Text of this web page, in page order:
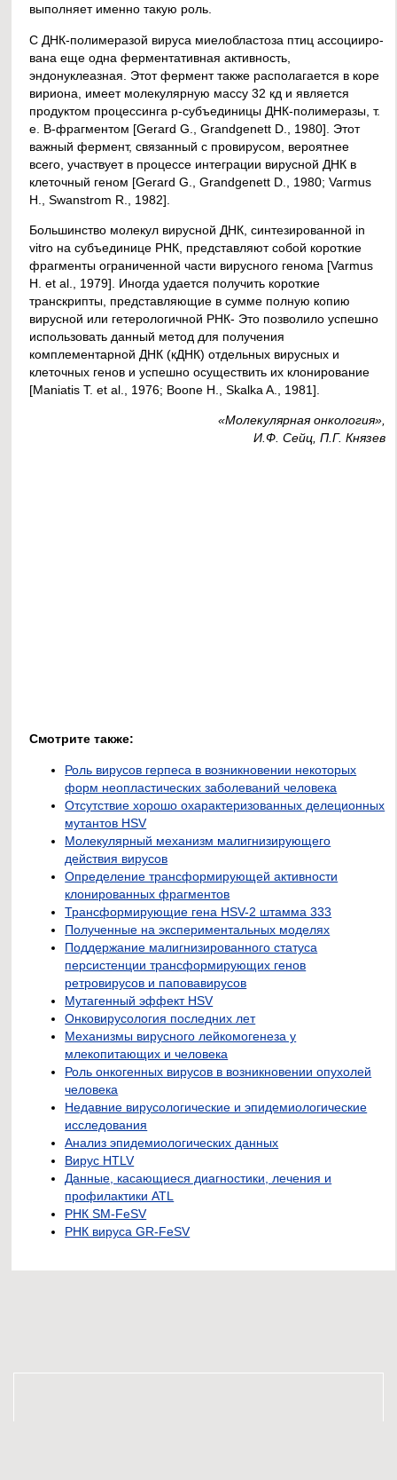
выполняет именно такую роль.
С ДНК-полимеразой вируса миелобластоза птиц ассоцииро-
вана еще одна ферментативная активность,
эндонуклеазная. Этот фермент также располагается в коре
вириона, имеет молекулярную массу 32 кд и является
продуктом процессинга р-субъединицы ДНК-полимеразы, т.
е. В-фрагментом [Gerard G., Grandgenett D., 1980]. Этот
важный фермент, связанный с провирусом, вероятнее
всего, участвует в процессе интеграции вирусной ДНК в
клеточный геном [Gerard G., Grandgenett D., 1980; Varmus
H., Swanstrom R., 1982].
Большинство молекул вирусной ДНК, синтезированной in
vitro на субъединице РНК, представляют собой короткие
фрагменты ограниченной части вирусного генома [Varmus
H. et al., 1979]. Иногда удается получить короткие
транскрипты, представляющие в сумме полную копию
вирусной или гетерологичной РНК- Это позволило успешно
использовать данный метод для получения
комплементарной ДНК (кДНК) отдельных вирусных и
клеточных генов и успешно осуществить их клонирование
[Maniatis Т. et al., 1976; Boone H., Skalka A., 1981].
«Молекулярная онкология»,
И.Ф. Сейц, П.Г. Князев
Смотрите также:
Роль вирусов герпеса в возникновении некоторых
форм неопластических заболеваний человека
Отсутствие хорошо охарактеризованных делеционных
мутантов HSV
Молекулярный механизм малигнизирующего
действия вирусов
Определение трансформирующей активности
клонированных фрагментов
Трансформирующие гена HSV-2 штамма 333
Полученные на экспериментальных моделях
Поддержание малигнизированного статуса
персистенции трансформирующих генов
ретровирусов и паповавирусов
Мутагенный эффект HSV
Онковирусология последних лет
Механизмы вирусного лейкомогенеза у
млекопитающих и человека
Роль онкогенных вирусов в возникновении опухолей
человека
Недавние вирусологические и эпидемиологические
исследования
Анализ эпидемиологических данных
Вирус HTLV
Данные, касающиеся диагностики, лечения и
профилактики ATL
РНК SM-FeSV
РНК вируса GR-FeSV